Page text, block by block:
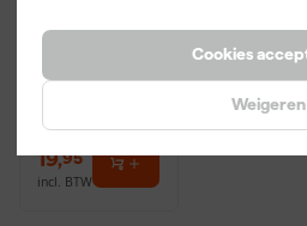
Cookies
Weigeren
Morgen
19,95
incl. BTW